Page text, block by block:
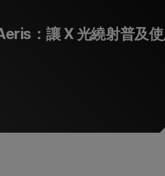
：讓 X 光繞射普及